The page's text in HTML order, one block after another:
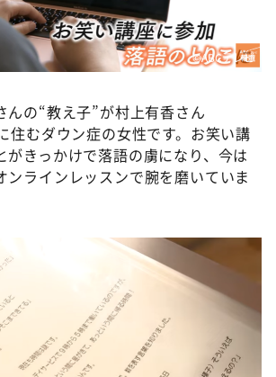
©ABCテレビ
んの“教え子”が村上有香さん
住むダウン症の女性です。お笑い講
がきっかけで落語の虜になり、今は
ンラインレッスンで腕を磨いていま